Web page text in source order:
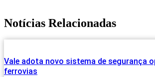
Notícias Relacionadas
Vale adota novo sistema de segurança
ferrovias